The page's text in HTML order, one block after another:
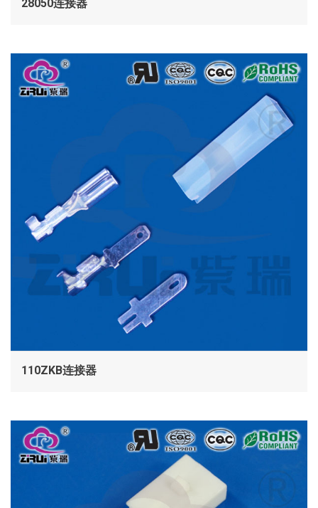
28050连接器
查看
110ZKB连接器
查看